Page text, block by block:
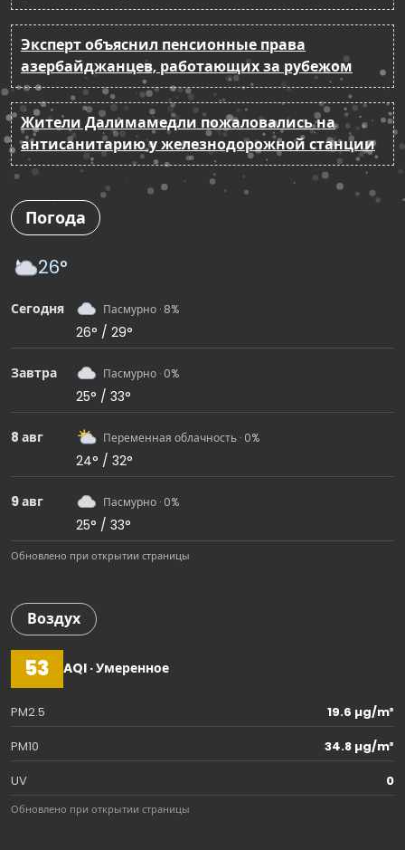
Эксперт объяснил пенсионные права
азербайджанцев, работающих за рубежом
Жители Далимамедли пожаловались на
антисанитарию у железнодорожной станции
Погода
26°
Сегодня Пасмурно · 8%
26° / 29°
Завтра Пасмурно · 0%
25° / 33°
8 авг Переменная облачность · 0%
24° / 32°
9 авг Пасмурно · 0%
25° / 33°
Обновлено при открытии страницы
Воздух
53 AQI · Умеренное
PM2.5
19.6 µg/m³
PM10
34.8 µg/m³
UV
0
Обновлено при открытии страницы